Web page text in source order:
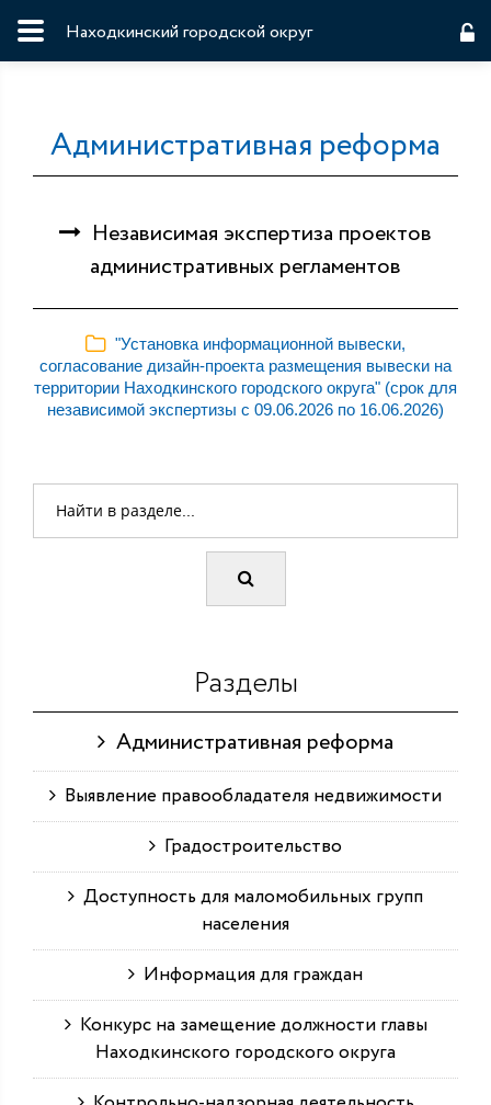
Находкинский городской округ
Административная реформа
Независимая экспертиза проектов
административных регламентов
"Установка информационной вывески,
согласование дизайн-проекта размещения вывески на
территории Находкинского городского округа" (срок для
независимой экспертизы с 09.06.2026 по 16.06.2026)
Разделы
Административная реформа
Выявление правообладателя недвижимости
Градостроительство
Доступность для маломобильных групп
населения
Информация для граждан
Конкурс на замещение должности главы
Находкинского городского округа